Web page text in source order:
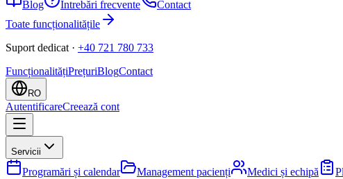
Blog
Întrebări frecvente
Contact
Toate funcționalitățile
Suport dedicat · +40 721 780 733
FuncționalitățiPrețuriBlogContact
RO
AutentificareCreează cont
Servicii
Programări și calendar Management pacienți Medici și echipă